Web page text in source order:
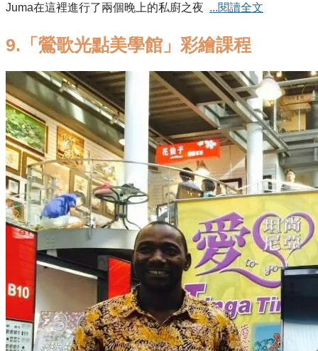
Juma在這裡進行了兩個晚上的私廚之夜 ...閱讀全文
9.「鶯歌光點美學館」彩繪課程